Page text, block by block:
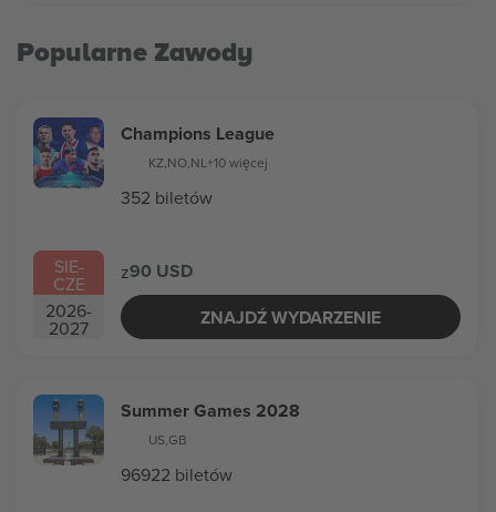
Popularne Zawody
SIE-
CZE
2026-
2027
Champions League
KZ,NO,NL+10 więcej
352 biletów
z90 USD
ZNAJDŹ WYDARZENIE
Summer Games 2028
US,GB
96922 biletów